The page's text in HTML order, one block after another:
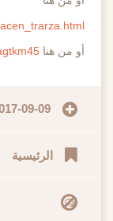
أو من هنا
09-09
الرئيسية